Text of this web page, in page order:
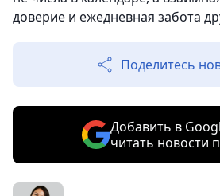
доверие и ежедневная забота
Поделитесь
Добавить в
читать новости